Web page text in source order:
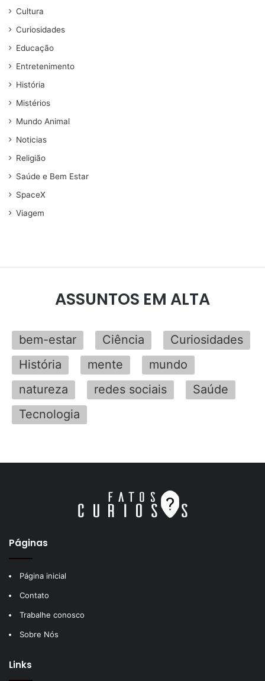
Cultura
Curiosidades
Educação
Entretenimento
História
Mistérios
Mundo Animal
Noticias
Religião
Saúde e Bem Estar
SpaceX
Viagem
ASSUNTOS EM ALTA
bem-estar Ciência
Curiosidades
História
mente
mundo
natureza
redes sociais
Saúde
Tecnologia
Páginas
Página inicial
Contato
Trabalhe conosco
Sobre Nós
Links